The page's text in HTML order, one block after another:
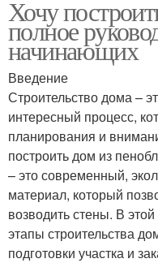
Хочу
полное
начинающих
Введение
Строительство дома –
интересный процесс,
планирования и
построить дом из
– это современный,
материал, который
возводить стены. В
этапы строительства
подготовки участка и